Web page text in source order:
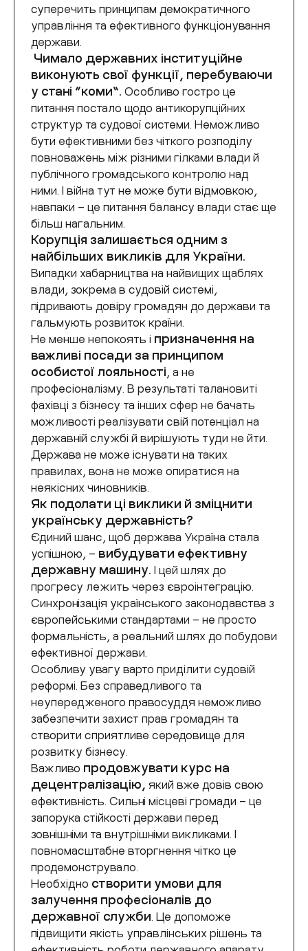
суперечить принципам демократичного
управління та ефективного функціонування
держави.
Чимало державних інституційне
виконують свої функції, перебуваючи
у стані “коми”. Особливо гостро це
питання постало щодо антикорупційних
структур та судової системи. Неможливо
бути ефективними без чіткого розподілу
повноважень між різними гілками влади й
публічного громадського контролю над
ними. І війна тут не може бути відмовкою,
навпаки – це питання балансу влади стає ще
більш нагальним.
Корупція залишається одним з
найбільших викликів для України.
Випадки хабарництва на найвищих щаблях
влади, зокрема в судовій системі,
підривають довіру громадян до держави та
гальмують розвиток країни.
Не менше непокоять і призначення на
важливі посади за принципом
особистої лояльності, а не
професіоналізму. В результаті талановиті
фахівці з бізнесу та інших сфер не бачать
можливості реалізувати свій потенціал на
державній службі й вирішують туди не йти.
Держава не може існувати на таких
правилах, вона не може опиратися на
неякісних чиновників.
Як подолати ці виклики й зміцнити
українську державність?
Єдиний шанс, щоб держава Україна стала
успішною, – вибудувати ефективну
державну машину. І цей шлях до
прогресу лежить через євроінтеграцію.
Синхронізація українського законодавства з
європейськими стандартами – не просто
формальність, а реальний шлях до побудови
ефективної держави.
Особливу увагу варто приділити судовій
реформі. Без справедливого та
неупередженого правосуддя неможливо
забезпечити захист прав громадян та
створити сприятливе середовище для
розвитку бізнесу.
Важливо продовжувати курс на
децентралізацію, який вже довів свою
ефективність. Сильні місцеві громади – це
запорука стійкості держави перед
зовнішніми та внутрішніми викликами. І
повномасштабне вторгнення чітко це
продемонструвало.
Необхідно створити умови для
залучення професіоналів до
державної служби. Це допоможе
підвищити якість управлінських рішень та